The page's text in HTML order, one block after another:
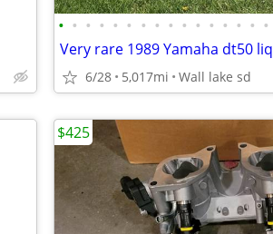
• • • • • • • • • • • • • • • •
6/28 5,017mi Wall lake sd
$425